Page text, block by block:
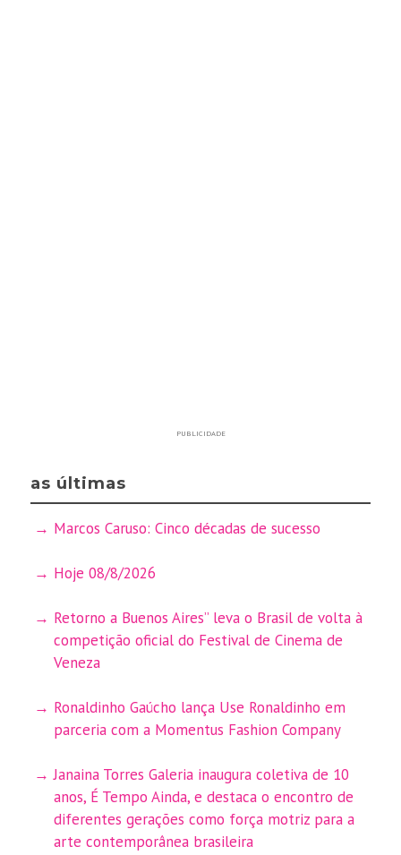
PUBLICIDADE
as últimas
Marcos Caruso: Cinco décadas de sucesso
Hoje 08/8/2026
Retorno a Buenos Aires” leva o Brasil de volta à
competição oficial do Festival de Cinema de
Veneza
Ronaldinho Gaúcho lança Use Ronaldinho em
parceria com a Momentus Fashion Company
Janaina Torres Galeria inaugura coletiva de 10
anos, É Tempo Ainda, e destaca o encontro de
diferentes gerações como força motriz para a
arte contemporânea brasileira